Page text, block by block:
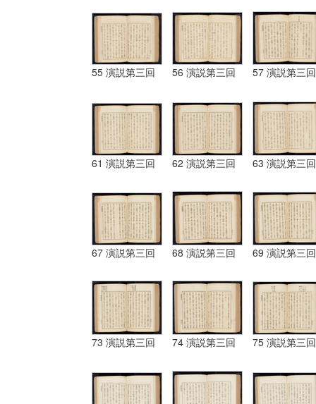
55 演説第三回 56 演説第三回 57 演説第三回
61 演説第三回 62 演説第三回 63 演説第三回
67 演説第三回 68 演説第三回 69 演説第三回
73 演説第三回 74 演説第三回 75 演説第三回